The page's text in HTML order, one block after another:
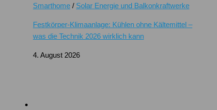
Smarthome / Solar Energie und Balkonkraftwerke
Festkörper-Klimaanlage: Kühlen ohne Kältemittel –
was die Technik 2026 wirklich kann
4. August 2026